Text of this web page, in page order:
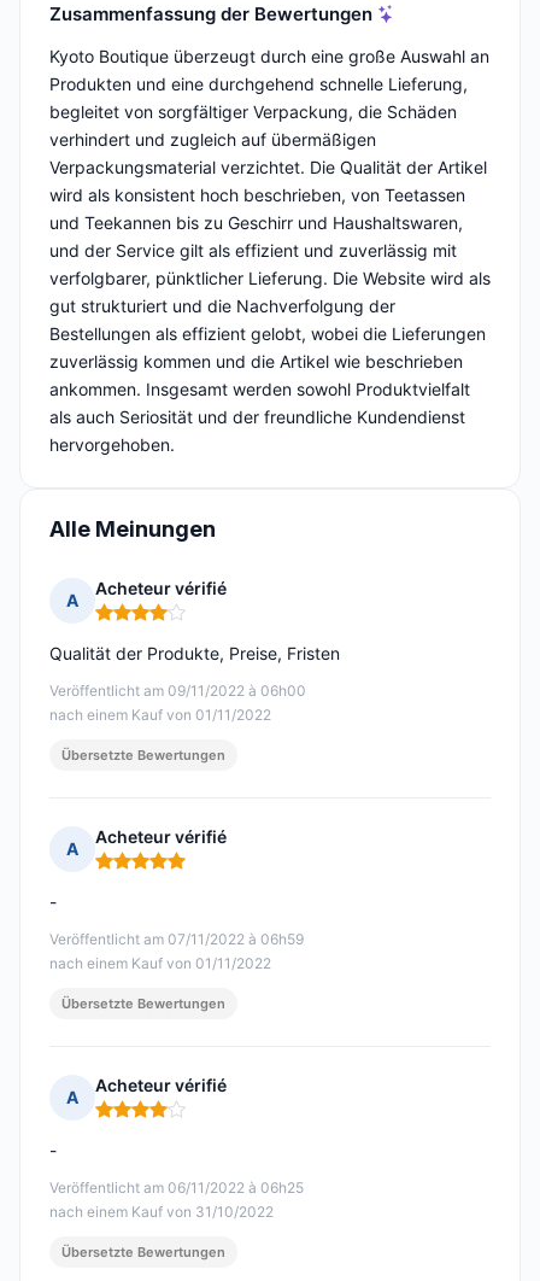
Zusammenfassung der Bewertungen
Kyoto Boutique überzeugt durch eine große Auswahl an
Produkten und eine durchgehend schnelle Lieferung,
begleitet von sorgfältiger Verpackung, die Schäden
verhindert und zugleich auf übermäßigen
Verpackungsmaterial verzichtet. Die Qualität der Artikel
wird als konsistent hoch beschrieben, von Teetassen
und Teekannen bis zu Geschirr und Haushaltswaren,
und der Service gilt als effizient und zuverlässig mit
verfolgbarer, pünktlicher Lieferung. Die Website wird als
gut strukturiert und die Nachverfolgung der
Bestellungen als effizient gelobt, wobei die Lieferungen
zuverlässig kommen und die Artikel wie beschrieben
ankommen. Insgesamt werden sowohl Produktvielfalt
als auch Seriosität und der freundliche Kundendienst
hervorgehoben.
Alle Meinungen
A
Acheteur vérifié
Hinweis: 4 von 5
Veröffentlicht am 09/11/2022 à 06h00
nach einem Kauf von 01/11/2022
Qualität der Produkte, Preise, Fristen
Übersetzte Bewertungen
A
Acheteur vérifié
Hinweis: 5 von 5
Veröffentlicht am 07/11/2022 à 06h59
nach einem Kauf von 01/11/2022
-
Übersetzte Bewertungen
A
Acheteur vérifié
Hinweis: 4 von 5
Veröffentlicht am 06/11/2022 à 06h25
nach einem Kauf von 31/10/2022
-
Übersetzte Bewertungen